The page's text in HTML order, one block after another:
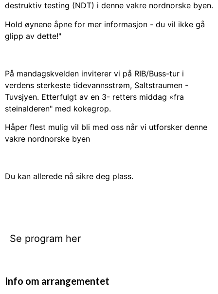
destruktiv testing (NDT) i denne vakre nordnorske byen.
Hold øynene åpne for mer informasjon - du vil ikke gå
glipp av dette!"
På mandagskvelden inviterer vi på RIB/Buss-tur i
verdens sterkeste tidevannsstrøm, Saltstraumen -
Tuvsjyen. Etterfulgt av en 3- retters middag «fra
steinalderen" med kokegrop.
Håper flest mulig vil bli med oss når vi utforsker denne
vakre nordnorske byen
Du kan allerede nå sikre deg plass.
Se program her
Info om arrangementet